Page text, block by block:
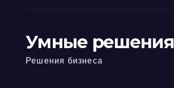
Умные решения
Решения бизнеса